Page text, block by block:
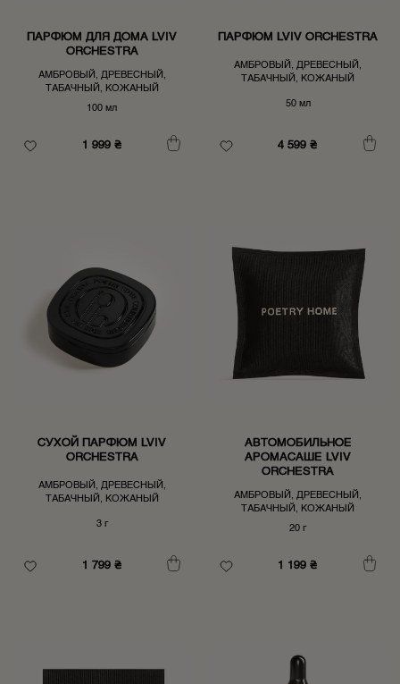
ПАРФЮМ ДЛЯ ДОМА LVIV
ORCHESTRA
АМБРОВЫЙ, ДРЕВЕСНЫЙ,
ТАБАЧНЫЙ, КОЖАНЫЙ
100 мл
1 999 ₴
ПАРФЮМ LVIV ORCHESTRA
АМБРОВЫЙ, ДРЕВЕСНЫЙ,
ТАБАЧНЫЙ, КОЖАНЫЙ
50 мл
4 599₴
СУХОЙ ПАРФЮМ LVIV
ORCHESTRA
АМБРОВЫЙ, ДРЕВЕСНЫЙ,
ТАБАЧНЫЙ, КОЖАНЫЙ
3 г
1 799 ₴
АВТОМОБИЛЬНОЕ
АРОМАСАШЕ LVIV
ORCHESTRA
АМБРОВЫЙ, ДРЕВЕСНЫЙ,
ТАБАЧНЫЙ, КОЖАНЫЙ
20 г
1 199₴